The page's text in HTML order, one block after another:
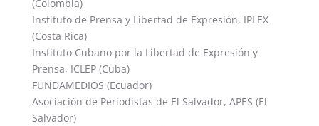
(Colombia)
Instituto de Prensa y Libertad de Expresión, IPLEX
(Costa Rica)
Instituto Cubano por la Libertad de Expresión y
Prensa, ICLEP (Cuba)
FUNDAMEDIOS (Ecuador)
Asociación de Periodistas de El Salvador, APES (El
Salvador)